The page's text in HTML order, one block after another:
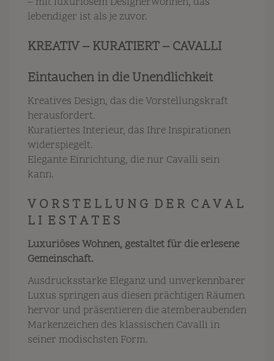
lebendiger ist als je zuvor.
KREATIV – KURATIERT – CAVALLI
Eintauchen in die Unendlichkeit
Kreatives Design, das die Vorstellungskraft
herausfordert.
Kuratiertes Interieur, das Ihre Inspirationen
widerspiegelt.
Elegante Einrichtung, die nur Cavalli sein
kann.
V O R S T E L L U N G D E R C A V A L
L I E S T A T E S
Luxuriöses Wohnen, gestaltet für die erlesene
Gemeinschaft.
Ausdrucksstarke Eleganz und unverkennbarer
Luxus springen aus diesen prächtigen Räumen
hervor und präsentieren die atemberaubenden
Markenzeichen des klassischen Cavalli in
seiner modischsten Form.